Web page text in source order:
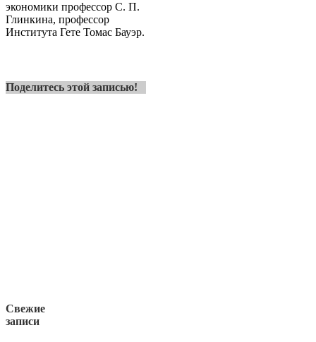
экономики профессор С. П.
Глинкина, профессор
Института Гете Томас Бауэр.
Поделитесь этой записью!
Свежие
записи